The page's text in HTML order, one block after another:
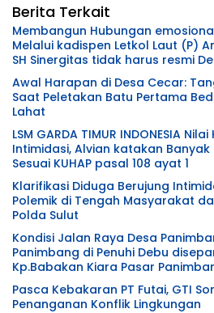
Berita Terkait
Membangun Hubungan
Melalui kadispen Letkol Laut (P)
SH Sinergitas tidak harus resmi
lebih Dekat Dan Harmonis.
Awal Harapan di Desa Cecar:
Saat Peletakan Batu Pertama
Lahat
LSM GARDA TIMUR INDONESIA
Intimidasi, Alvian katakan
Sesuai KUHAP pasal 108 ayat 1
Klarifikasi Diduga Berujung
Polemik di Tengah Masyarakat
Polda Sulut
Kondisi Jalan Raya Desa
Panimbang di Penuhi Debu
Kp.Babakan Kiara Pasar
Pasca Kebakaran PT Futai, GTI
Penanganan Konflik Lingkungan